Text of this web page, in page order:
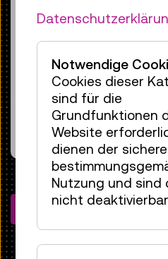
Sie können dies
Cookie-
Zurück zur Liste
Notwendige
Cookies dieser
sind für die
Grundfunktionen
Website
dienen der
Nutzung und sind
nicht